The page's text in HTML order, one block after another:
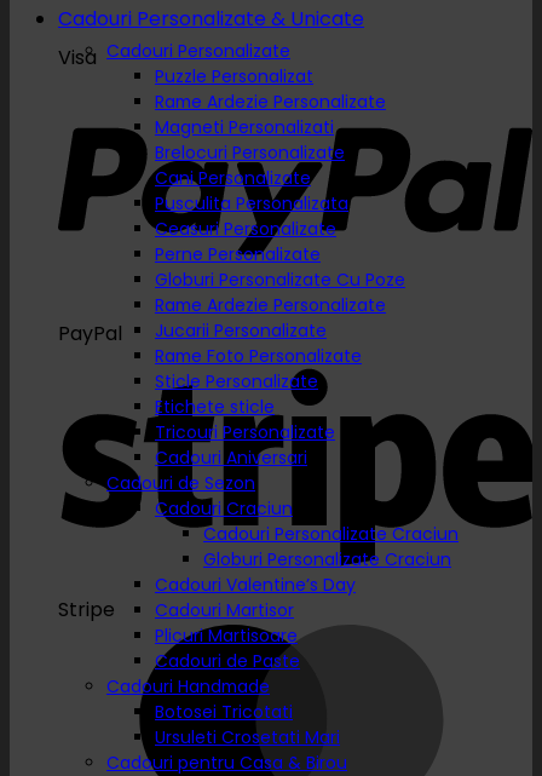
Visa
PayPal
Stripe
Cadouri Personalizate & Unicate
Cadouri Personalizate
Puzzle Personalizat
Rame Ardezie Personalizate
Magneti Personalizati
Brelocuri Personalizate
Cani Personalizate
Pusculita Personalizata
Ceasuri Personalizate
Perne Personalizate
Globuri Personalizate Cu Poze
Rame Ardezie Personalizate
Jucarii Personalizate
Rame Foto Personalizate
Sticle Personalizate
Etichete sticle
Tricouri Personalizate
Cadouri Aniversari
Cadouri de Sezon
Cadouri Craciun
Cadouri Personalizate Craciun
Globuri Personalizate Craciun
Cadouri Valentine’s Day
Cadouri Martisor
Plicuri Martisoare
Cadouri de Paste
Cadouri Handmade
Botosei Tricotati
Ursuleti Crosetati Mari
Cadouri pentru Casa & Birou